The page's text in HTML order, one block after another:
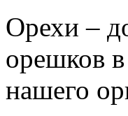
Орехи –
орешков
нашего